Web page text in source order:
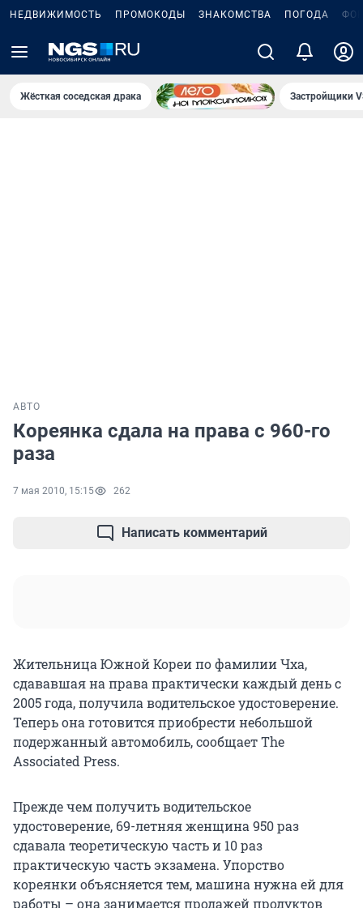
НЕДВИЖИМОСТЬ ПРОМОКОДЫ ЗНАКОМСТВА ПОГОДА
Жёсткая соседская драка Застройщики
АВТО
Кореянка сдала на права с 960-го
раза
7 мая 2010, 15:15 262
Написать комментарий
Жительница Южной Кореи по фамилии Чха,
сдававшая на права практически каждый день с
2005 года, получила водительское удостоверение.
Теперь она готовится приобрести небольшой
подержанный автомобиль, сообщает The
Associated Press.
Прежде чем получить водительское
удостоверение, 69-летняя женщина 950 раз
сдавала теоретическую часть и 10 раз
практическую часть экзамена. Упорство
кореянки объясняется тем, машина нужна ей для
работы – она занимается продажей продуктов